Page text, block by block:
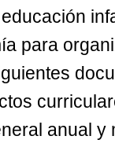
para
anual y